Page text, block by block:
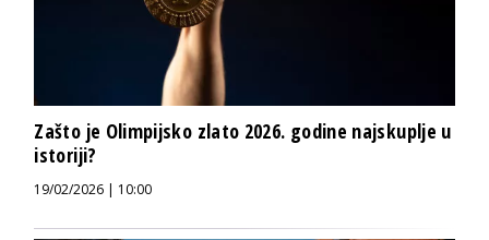
Zašto je Olimpijsko zlato 2026. godine najskuplje u
istoriji?
19/02/2026 | 10:00